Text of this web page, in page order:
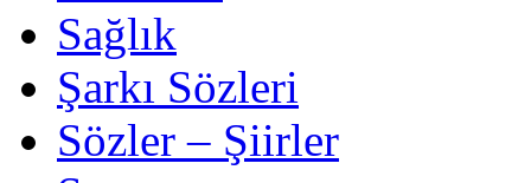
Sağlık
Şarkı Sözleri
Sözler – Şiirler